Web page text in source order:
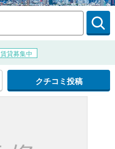
賃貸募集中
クチコミ投稿